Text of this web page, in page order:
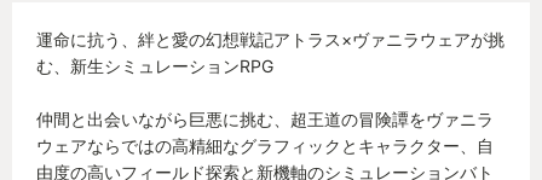
す。慣れてきた頃に、自分で組み立てた戦術がハマ
る瞬間がと最高に楽しいシステムです。
[体験版について]
運命に抗う、絆と愛の幻想戦記アトラス×ヴァニラウェアが挑
む、新生シミュレーションRPG
仲間と出会いながら巨悪に挑む、超王道の冒険譚をヴァニラ
ウェアならではの高精細なグラフィックとキャラクター、自
由度の高いフィールド探索と新機軸のシミュレーションバト